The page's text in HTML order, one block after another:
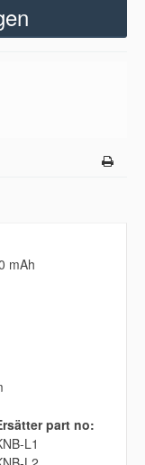
mAh
part no:
L1